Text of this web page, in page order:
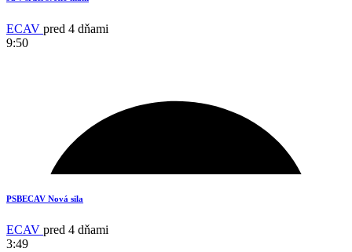
2
ECAV pred 4 dňami
9:50
PSBECAV Nová sila
ECAV pred 4 dňami
3:49